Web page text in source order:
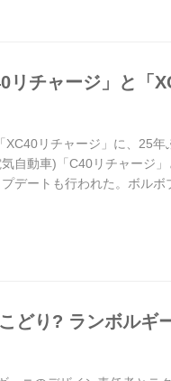
チャージ」と「
リチャージ」に、25
自動車)「C40リチャージ
デートも行われた。ボル
どり? ランボルギ